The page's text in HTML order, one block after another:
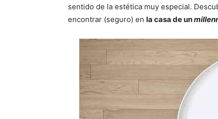
e
n
e
n
sentido de la estética muy especial.
encontrar (seguro) en la casa de un